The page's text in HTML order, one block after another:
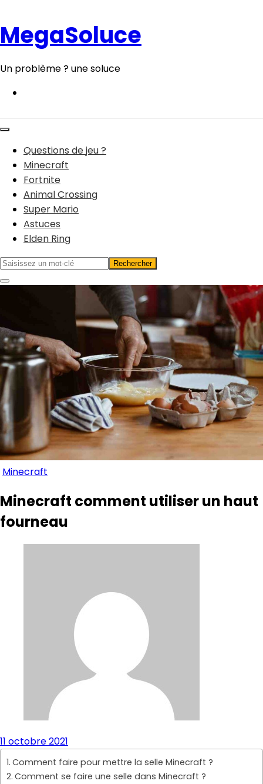
contenu
MegaSoluce
Un problème ? une soluce
Questions de jeu ?
Minecraft
Fortnite
Animal Crossing
Super Mario
Astuces
Elden Ring
Minecraft
Minecraft comment utiliser un haut
fourneau
11 octobre 2021
Comment faire pour mettre la selle Minecraft ?
Comment se faire une selle dans Minecraft ?